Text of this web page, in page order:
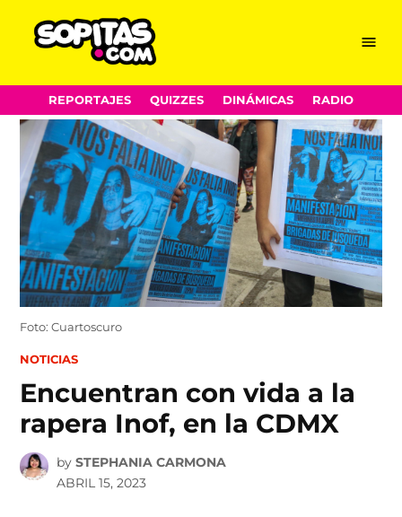
Skip
to
content
Menu
REPORTAJES QUIZZES DINÁMICAS RADIO
Foto: Cuartoscuro
POSTED
NOTICIAS
Encuentran con vida a la
rapera Inof, en la CDMX
by STEPHANIA CARMONA
ABRIL 15, 2023